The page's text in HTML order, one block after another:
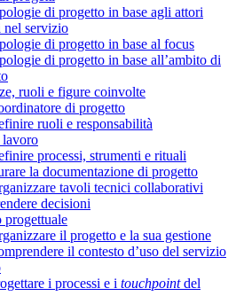
di progetto in base agli attori
servizio
di progetto in base al focus
di progetto in base all’ambito di
ruoli e figure coinvolte
di progetto
ruoli e responsabilità
processi, strumenti e rituali
la documentazione di progetto
tavoli tecnici collaborativi
decisioni
progettuale
il progetto e la sua gestione
il contesto d’uso del servizio
i processi e i touchpointdel